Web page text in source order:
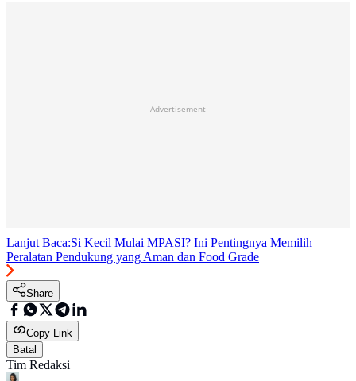
Advertisement
Lanjut Baca:Si Kecil Mulai MPASI? Ini Pentingnya Memilih
Peralatan Pendukung yang Aman dan Food Grade
Share
Copy Link
Batal
Tim Redaksi